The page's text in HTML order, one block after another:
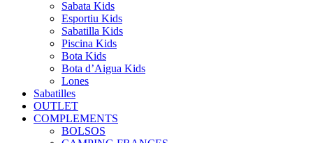
Sabata Kids
Esportiu Kids
Sabatilla Kids
Piscina Kids
Bota Kids
Bota d’Aigua Kids
Lones
Sabatilles
OUTLET
COMPLEMENTS
BOLSOS